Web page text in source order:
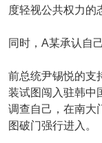
度轻视公共权力的
同时，A某承认自
前总统尹锡悦的支
装试图闯入驻韩中
调查自己，在南大
图破门强行进入。